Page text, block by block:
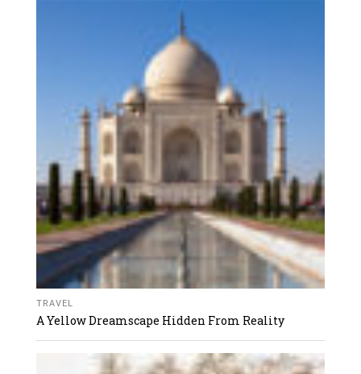
TRAVEL
A Yellow Dreamscape Hidden From Reality